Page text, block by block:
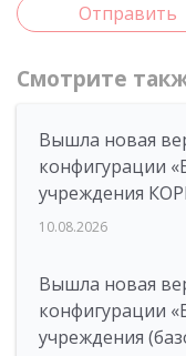
Отправить
Смотрите
Вышла новая
конфигурации
учреждения
10.08.2026
Вышла новая
конфигурации
учреждения